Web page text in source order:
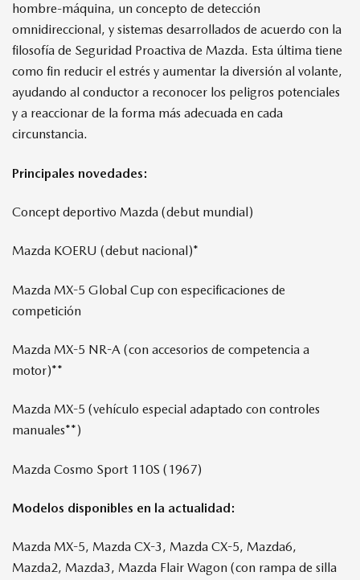
hombre-máquina, un concepto de detección
omnidireccional, y sistemas desarrollados de acuerdo con la
filosofía de Seguridad Proactiva de Mazda. Esta última tiene
como fin reducir el estrés y aumentar la diversión al volante,
ayudando al conductor a reconocer los peligros potenciales
y a reaccionar de la forma más adecuada en cada
circunstancia.
Principales novedades:
Concept deportivo Mazda (debut mundial)
Mazda KOERU (debut nacional)*
Mazda MX-5 Global Cup con especificaciones de
competición
Mazda MX-5 NR-A (con accesorios de competencia a
motor)**
Mazda MX-5 (vehículo especial adaptado con controles
manuales**)
Mazda Cosmo Sport 110S (1967)
Modelos disponibles en la actualidad:
Mazda MX-5, Mazda CX-3, Mazda CX-5, Mazda6,
Mazda2, Mazda3, Mazda Flair Wagon (con rampa de silla